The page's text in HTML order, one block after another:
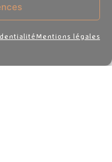
Mentions légales
-